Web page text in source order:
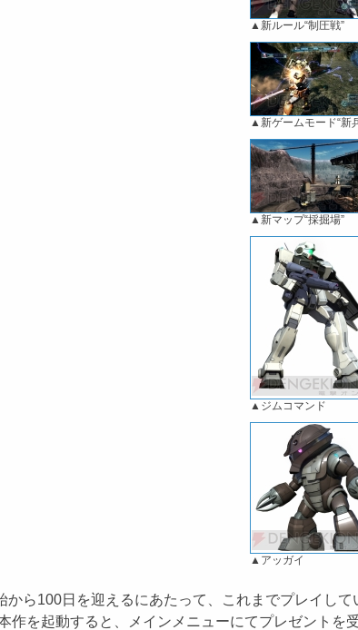
▲新ルール“制圧戦”
▲新ゲームモード“新
▲新マップ“採掘場”
▲ジムコマンド
▲アッガイ
ら100日を迎えるにあたって、これまでプレイし
作を起動すると、メインメニューにてプレゼントを